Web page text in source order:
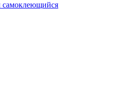
самоклеющийся